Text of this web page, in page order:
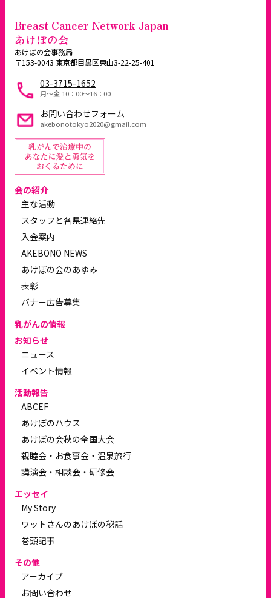
Breast Cancer Network Japan
あけぼの会
あけぼの会事務局
〒153-0043 東京都目黒区東山3-22-25-401
03-3715-1652
月～金 10：00〜16：00
お問い合わせフォーム
akebonotokyo2020@gmail.com
会の紹介
主な活動
スタッフと各県連絡先
入会案内
AKEBONO NEWS
あけぼの会のあゆみ
表彰
バナー広告募集
乳がんの情報
お知らせ
ニュース
イベント情報
活動報告
ABCEF
あけぼのハウス
あけぼの会秋の全国大会
親睦会・お食事会・温泉旅行
講演会・相談会・研修会
エッセイ
My Story
ワットさんのあけぼの秘話
巻頭記事
その他
アーカイブ
お問い合わせ